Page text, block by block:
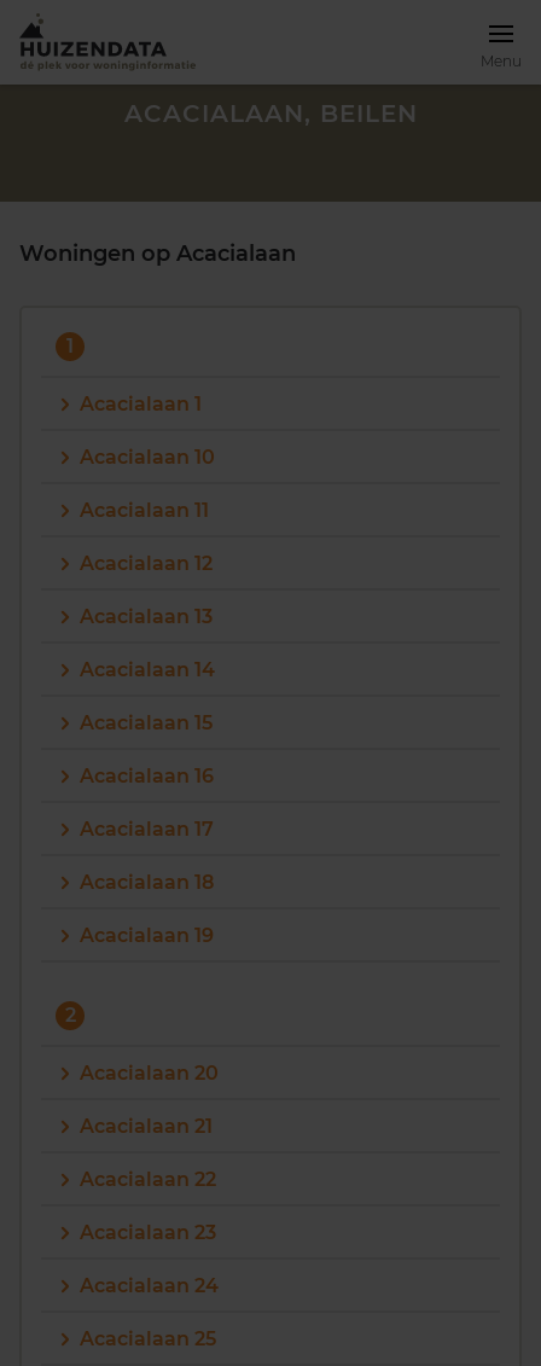
Menu
Maandag t/m vrijdag - 08:00 -18:00
ACACIALAAN, BEILEN
Woningen op Acacialaan
1
Acacialaan 1
Acacialaan 10
Acacialaan 11
Acacialaan 12
Acacialaan 13
Acacialaan 14
Acacialaan 15
Acacialaan 16
Acacialaan 17
Acacialaan 18
Acacialaan 19
2
Acacialaan 20
Acacialaan 21
Acacialaan 22
Acacialaan 23
Acacialaan 24
Acacialaan 25